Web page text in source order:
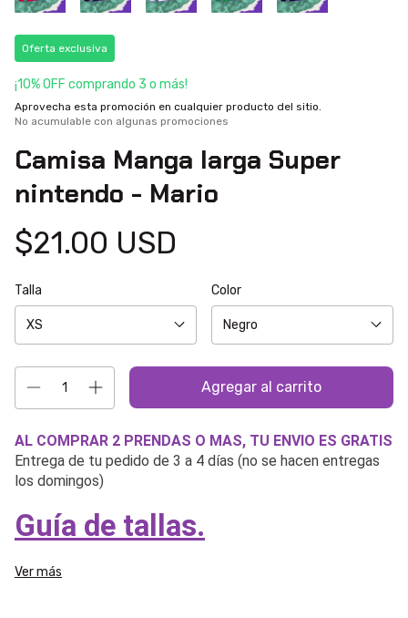
Oferta exclusiva
¡10% OFF comprando 3 o más!
Aprovecha esta promoción en cualquier producto del sitio.
No acumulable con algunas promociones
Camisa Manga larga Super
nintendo - Mario
$21.00 USD
Talla Color
AL COMPRAR 2 PRENDAS O MAS, TU ENVIO ES GRATIS
Entrega de tu pedido de 3 a 4 días (no se hacen entregas
los domingos)
Guía de tallas.
Ver más